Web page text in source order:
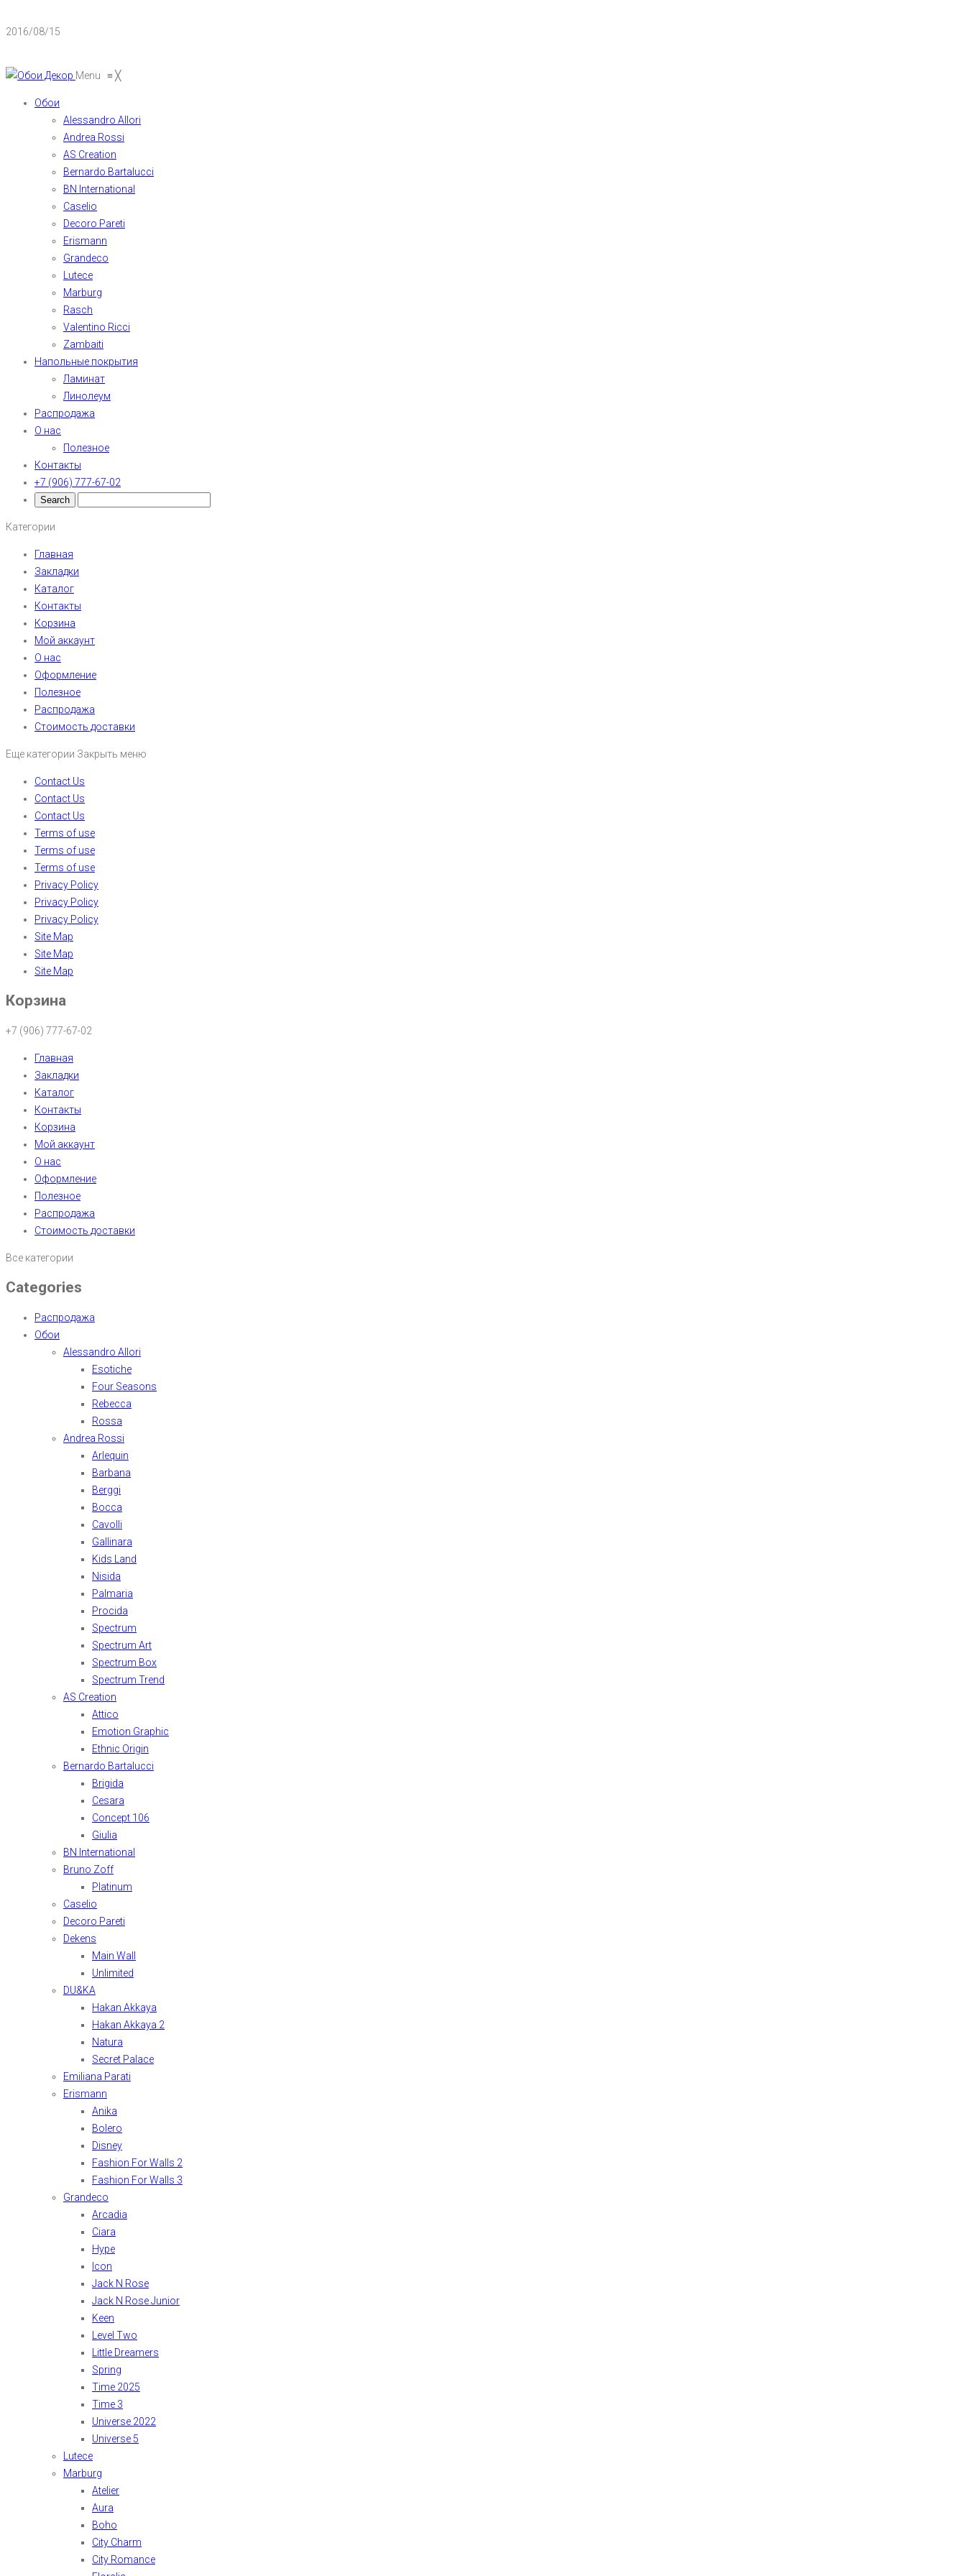
2016/08/15
Menu ≡╳
Обои
Alessandro Allori
Andrea Rossi
AS Creation
Bernardo Bartalucci
BN International
Caselio
Decoro Pareti
Erismann
Grandeco
Lutece
Marburg
Rasch
Valentino Ricci
Zambaiti
Напольные покрытия
Ламинат
Линолеум
Распродажа
О нас
Полезное
Контакты
+7 (906) 777-67-02
Категории
Главная
Закладки
Каталог
Контакты
Корзина
Мой аккаунт
О нас
Оформление
Полезное
Распродажа
Стоимость доставки
Еще категории Закрыть меню
Contact Us
Contact Us
Contact Us
Terms of use
Terms of use
Terms of use
Privacy Policy
Privacy Policy
Privacy Policy
Site Map
Site Map
Site Map
Корзина
+7 (906) 777-67-02
Главная
Закладки
Каталог
Контакты
Корзина
Мой аккаунт
О нас
Оформление
Полезное
Распродажа
Стоимость доставки
Все категории
Categories
Распродажа
Обои
Alessandro Allori
Esotiche
Four Seasons
Rebecca
Rossa
Andrea Rossi
Arlequin
Barbana
Berggi
Bocca
Cavolli
Gallinara
Kids Land
Nisida
Palmaria
Procida
Spectrum
Spectrum Art
Spectrum Box
Spectrum Trend
AS Creation
Attico
Emotion Graphic
Ethnic Origin
Bernardo Bartalucci
Brigida
Cesara
Concept 106
Giulia
BN International
Bruno Zoff
Platinum
Caselio
Decoro Pareti
Dekens
Main Wall
Unlimited
DU&KA
Hakan Akkaya
Hakan Akkaya 2
Natura
Secret Palace
Emiliana Parati
Erismann
Anika
Bolero
Disney
Fashion For Walls 2
Fashion For Walls 3
Grandeco
Arcadia
Ciara
Hype
Icon
Jack N Rose
Jack N Rose Junior
Keen
Level Two
Little Dreamers
Spring
Time 2025
Time 3
Universe 2022
Universe 5
Lutece
Marburg
Atelier
Aura
Boho
City Charm
City Romance